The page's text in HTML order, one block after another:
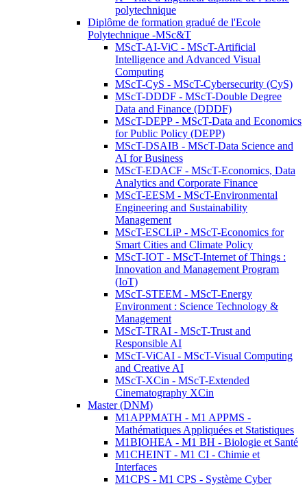
polytechnique
Diplôme de formation gradué de l'Ecole
Polytechnique -MSc&T
MScT-AI-ViC - MScT-Artificial
Intelligence and Advanced Visual
Computing
MScT-CyS - MScT-Cybersecurity (CyS)
MScT-DDDF - MScT-Double Degree
Data and Finance (DDDF)
MScT-DEPP - MScT-Data and Economics
for Public Policy (DEPP)
MScT-DSAIB - MScT-Data Science and
AI for Business
MScT-EDACF - MScT-Economics, Data
Analytics and Corporate Finance
MScT-EESM - MScT-Environmental
Engineering and Sustainability
Management
MScT-ESCLiP - MScT-Economics for
Smart Cities and Climate Policy
MScT-IOT - MScT-Internet of Things :
Innovation and Management Program
(IoT)
MScT-STEEM - MScT-Energy
Environment : Science Technology &
Management
MScT-TRAI - MScT-Trust and
Responsible AI
MScT-ViCAI - MScT-Visual Computing
and Creative AI
MScT-XCin - MScT-Extended
Cinematography XCin
Master (DNM)
M1APPMATH - M1 APPMS -
Mathématiques Appliquées et Statistiques
M1BIOHEA - M1 BH - Biologie et Santé
M1CHEINT - M1 CI - Chimie et
Interfaces
M1CPS - M1 CPS - Système Cyber